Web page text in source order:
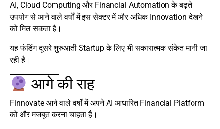
AI, Cloud Computing और Financial Automation के बढ़ते
उपयोग से आने वाले वर्षों में इस सेक्टर में और अधिक Innovation देखने
को मिल सकता है।
यह फंडिंग दूसरे शुरुआती Startup के लिए भी सकारात्मक संकेत मानी जा
रही है।
आगे की राह
Finnovate आने वाले वर्षों में अपने AI आधारित Financial Platform
को और मजबूत करना चाहता है।